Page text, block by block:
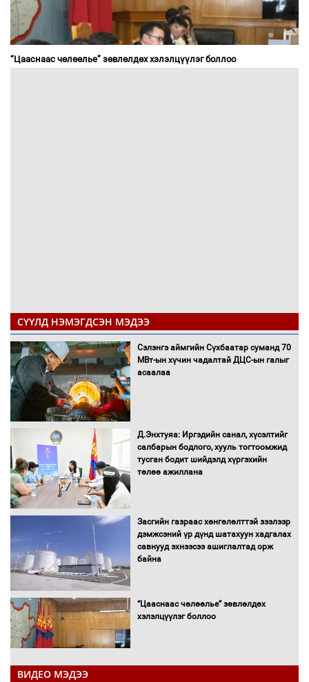
“Цааснаас чөлөөлье” зөвлөлдөх хэлэлцүүлэг боллоо
СҮҮЛД НЭМЭГДСЭН МЭДЭЭ
Сэлэнгэ аймгийн Сүхбаатар суманд 70
МВт-ын хүчин чадалтай ДЦС-ын галыг
асаалаа
Д.Энхтуяа: Иргэдийн санал, хүсэлтийг
салбарын бодлого, хууль тогтоомжид
тусган бодит шийдэлд хүргэхийн
төлөө ажиллана
Засгийн газраас хөнгөлөлттэй зээлээр
дэмжсэний үр дүнд шатахуун хадгалах
савнууд эхнээсээ ашиглалтад орж
байна
“Цааснаас чөлөөлье” зөвлөлдөх
хэлэлцүүлэг боллоо
ВИДЕО МЭДЭЭ